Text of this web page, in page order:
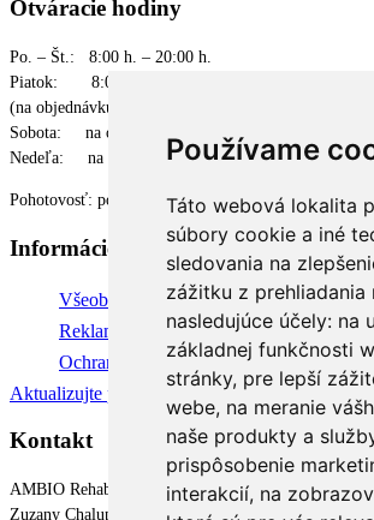
Používame
Táto webová lokalita
súbory cookie a iné
sledovania na
zážitku z prehliadania
nasledujúce účely: na
základnej funkčnosti
stránky, pre lepší
webe, na meranie
naše produkty a
prispôsobenie
interakcií, na
Otváracie hodiny
Po. – Št.: 8:00 h. – 20:00 h.
Piatok: 8:00 h. – 16:30 h.
(na objednávku)
Sobota: na objednávku
Nedeľa: na objednávku
Pohotovosť: po pracovnej dobe, cez víkendy a
Informácie
Všeobecné obchodné podmienky
Reklamačné podmienky
Ochrana osobných údajov
Aktualizujte predvoľby súborov cookie
Kontakt
AMBIO Rehabilitačné centrum
Zuzany Chalupovej 17A